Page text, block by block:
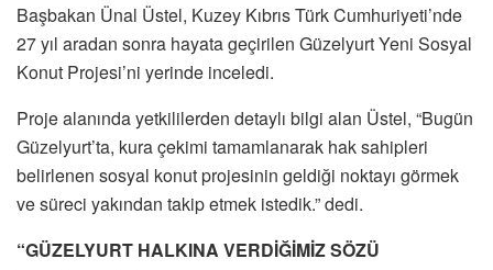
Başbakan Ünal Üstel, Kuzey Kıbrıs Türk Cumhuriyeti’nde
27 yıl aradan sonra hayata geçirilen Güzelyurt Yeni Sosyal
Konut Projesi’ni yerinde inceledi.
Proje alanında yetkililerden detaylı bilgi alan Üstel, “Bugün
Güzelyurt’ta, kura çekimi tamamlanarak hak sahipleri
belirlenen sosyal konut projesinin geldiği noktayı görmek
ve süreci yakından takip etmek istedik.” dedi.
“GÜZELYURT HALKINA VERDİĞİMİZ SÖZÜ